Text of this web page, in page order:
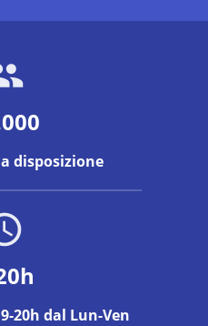
disposizione
20h dal Lun-Ven